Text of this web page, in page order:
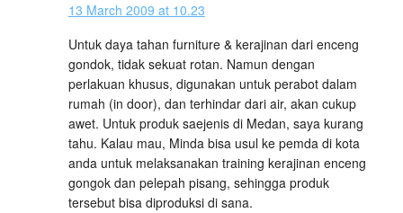
13 March 2009 at 10.23
Untuk daya tahan furniture & kerajinan dari enceng
gondok, tidak sekuat rotan. Namun dengan
perlakuan khusus, digunakan untuk perabot dalam
rumah (in door), dan terhindar dari air, akan cukup
awet. Untuk produk saejenis di Medan, saya kurang
tahu. Kalau mau, Minda bisa usul ke pemda di kota
anda untuk melaksanakan training kerajinan enceng
gongok dan pelepah pisang, sehingga produk
tersebut bisa diproduksi di sana.